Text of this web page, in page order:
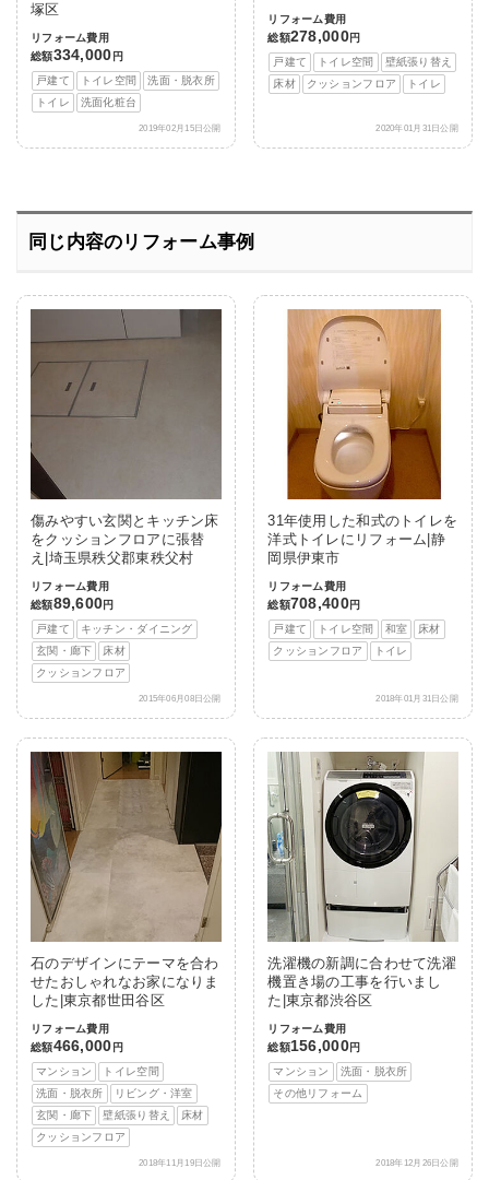
塚区
リフォーム費用
総額334,000 円
戸建て
トイレ空間
洗面・脱衣所
トイレ
洗面化粧台
2019年02月15日公開
リフォーム費用
総額278,000円
戸建て
トイレ空間
壁紙張り替え
床材
クッションフロア トイレ
2020年01月31日公開
同じ内容のリフォーム事例
傷みやすい玄関とキッチン床
をクッションフロアに張替
え|埼玉県秩父郡東秩父村
リフォーム費用
総額89,600円
戸建て
キッチン・ダイニング
玄関・廊下
床材
クッションフロア
2015年06月08日公開
31年使用した和式のトイレを
洋式トイレにリフォーム|静
岡県伊東市
リフォーム費用
総額708,400円
戸建て
トイレ空間 和室
床材
クッションフロア
トイレ
2018年01月31日公開
石のデザインにテーマを合わ
せたおしゃれなお家になりま
した|東京都世田谷区
リフォーム費用
総額466,000 円
マンション
トイレ空間
洗面・脱衣所
リビング・洋室
玄関・廊下
壁紙張り替え
床材
クッションフロア
2018年11月19日公開
洗濯機の新調に合わせて洗濯
機置き場の工事を行いまし
た|東京都渋谷区
リフォーム費用
総額156,000円
マンション
洗面・脱衣所
その他リフォーム
2018年12月26日公開